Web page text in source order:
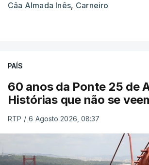
Câa Almada Inês, Carneiro
PAÍS
60 anos da Ponte 25 de
Histórias que não se
RTP / 6 Agosto 2026, 08:37